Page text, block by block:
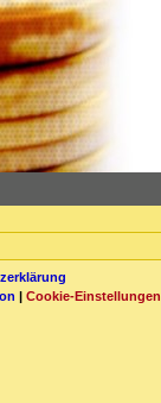
| Cookie-Einstellungen